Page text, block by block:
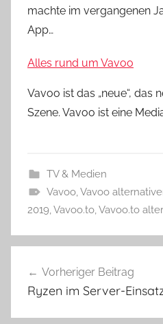
machte im vergangenen
App…
Alles rund um Vavoo
Vavoo ist das „neue“, das
Szene. Vavoo ist eine
TV & Medien
Vavoo,Vavoo
2019,Vavoo.to,Vavoo.to
Vorheriger Beitrag
Ryzen im Server-